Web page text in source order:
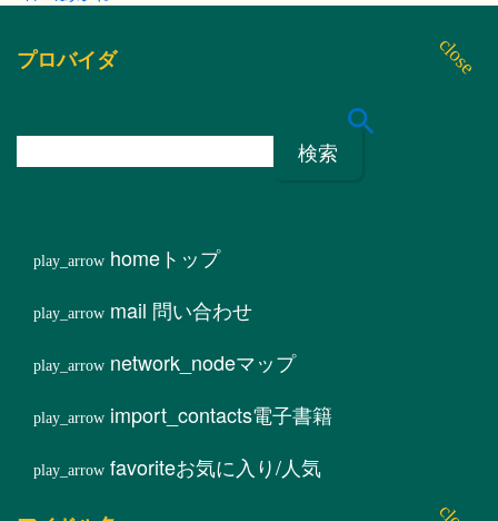
プロバイダ
home トップ
mail 問い合わせ
network_nodeマップ
import_contacts電子書籍
favoriteお気に入り/人気